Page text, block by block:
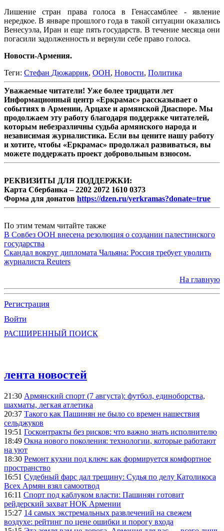
Лишение стран права голоса в Генассамблее - явление
нередкое. В январе прошлого года в такой ситуации оказались
Венесуэла, Иран и еще пять государств. В течение месяца они
погасили задолженность и вернули себе право голоса.
Новости-Армения.
Теги: Стефан Дюжаррик, ООН, Новости, Политика
Уважаемые читатели! Уже более тридцати лет
Информационный центр «Еркрамас» рассказывает о
событиях в Армении, Арцахе и армянской Диаспоре. Мы
продолжаем эту работу благодаря поддержке читателей,
которым небезразличны судьба армянского народа и
независимая журналистика. Если вы цените нашу работу
и хотите, чтобы «Еркрамас» продолжал развиваться, вы
можете поддержать проект добровольным взносом.
РЕКВИЗИТЫ ДЛЯ ПОДДЕРЖКИ:
Карта Сбербанка – 2202 2072 1610 0373
Форма для донатов https://dzen.ru/yerkramas?donate=true
По этим темам читайте также
В Совбез ООН внесена резолюция о создании палестинского
государства
Скандал вокруг дипломата Чальяна: Россия требует уволить
журналиста Reuters
На главную
Регистрация
Войти
РАСШИРЕННЫЙ ПОИСК
лента новостей
21:30 Армянский спорт (7 августа): футбол, единоборства,
шахматы, легкая атлетика
20:37 Такого как Пашинян не было со времен нашествия
сельджуков
19:51 Госконтракты без рисков: что важно знать исполнителю
18:49 Окна нового поколения: технологии, которые работают
на уют
18:30 Ремонт кухни под ключ: как формируется комфортное
пространство
16:51 Судебный фарс дал трещину: Судья по делу Католикоса
Всех Армян взял самоотвод
16:11 Спорт под каблуком власти: Пашинян готовит
рейдерский захват НОК Армении
15:27 14 самых экстремальных развлечений на свежем
воздухе: рейтинг по цене ошибки и порогу входа